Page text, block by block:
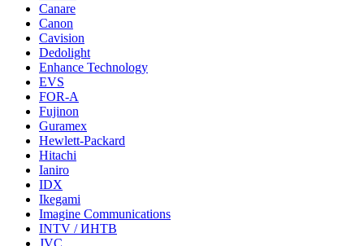
Canare
Canon
Cavision
Dedolight
Enhance Technology
EVS
FOR-A
Fujinon
Guramex
Hewlett-Packard
Hitachi
Ianiro
IDX
Ikegami
Imagine Communications
INTV / ИНТВ
JVC